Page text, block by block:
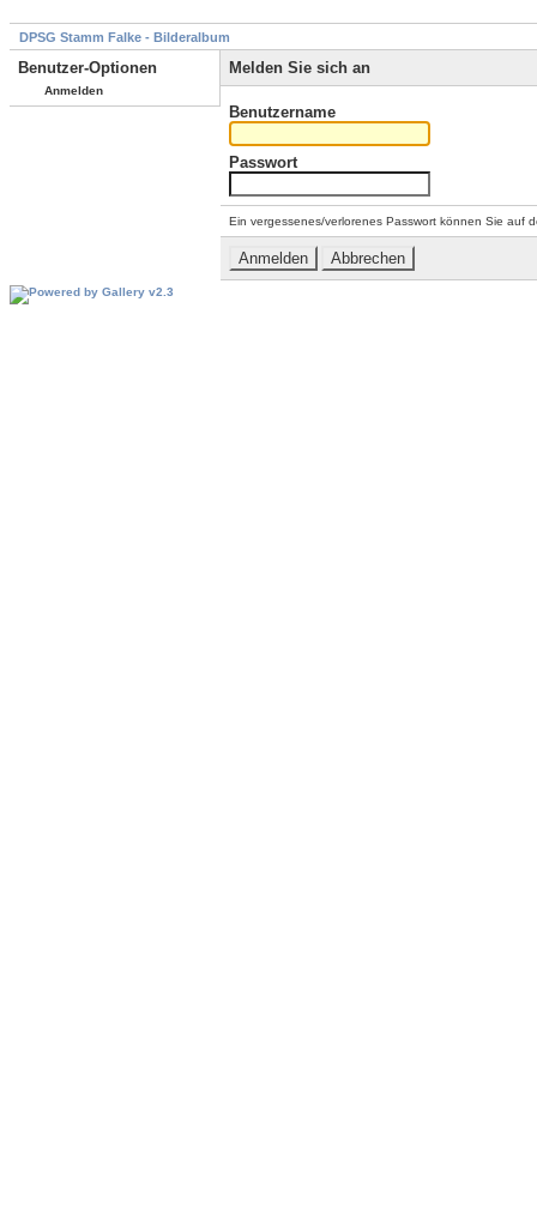
DPSG Stamm Falke - Bilderalbum
Benutzer-Optionen
Anmelden
Melden Sie sich an
Benutzername
Passwort
Ein vergessenes/verlorenes Passwort können Sie auf